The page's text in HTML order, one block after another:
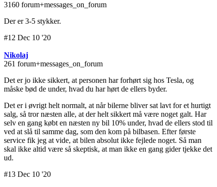
3160 forum+messages_on_forum
Der er 3-5 stykker.
#12 Dec 10 '20
Nikolaj
261 forum+messages_on_forum
Det er jo ikke sikkert, at personen har forhørt sig hos Tesla, og
måske bød de under, hvad du har hørt de ellers byder.
Det er i øvrigt helt normalt, at når bilerne bliver sat lavt for et hurtigt
salg, så tror næsten alle, at der helt sikkert må være noget galt. Har
selv en gang købt en næsten ny bil 10% under, hvad de ellers stod til
ved at slå til samme dag, som den kom på bilbasen. Efter første
service fik jeg at vide, at bilen absolut ikke fejlede noget. Så man
skal ikke altid være så skeptisk, at man ikke en gang gider tjekke det
ud.
#13 Dec 10 '20